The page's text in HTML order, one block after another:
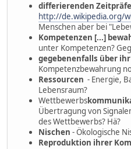
differierenden
http://de.wikipedia.org/
Menschen aber bei
Kompetenzen [...]
unter Kompetenzen?
gegebenenfalls über
Kompetenzbewahrung
Ressourcen - Energie,
Lebensraum?
Wettbewerbs
Übertragung von
des Wettbewerbs? Hä?
Nischen - Ökologische
Reproduktion ihrer